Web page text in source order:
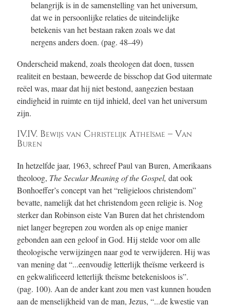
belangrijk is in de samenstelling van het universum,
dat we in persoonlijke relaties de uiteindelijke
betekenis van het bestaan raken zoals we dat
nergens anders doen. (pag. 48–49)
Onderscheid makend, zoals theologen dat doen, tussen
realiteit en bestaan, beweerde de bisschop dat God uitermate
reëel was, maar dat hij niet bestond, aangezien bestaan
eindigheid in ruimte en tijd inhield, deel van het universum
zijn.
IV.IV. Bewijs van Christelijk Atheïsme – Van
Buren
In hetzelfde jaar, 1963, schreef Paul van Buren, Amerikaans
theoloog, The Secular Meaning of the Gospel, dat ook
Bonhoeffer’s concept van het “religieloos christendom”
bevatte, namelijk dat het christendom geen religie is. Nog
sterker dan Robinson eiste Van Buren dat het christendom
niet langer begrepen zou worden als op enige manier
gebonden aan een geloof in God. Hij stelde voor om alle
theologische verwijzingen naar god te verwijderen. Hij was
van mening dat “...eenvoudig letterlijk theïsme verkeerd is
en gekwalificeerd letterlijk theïsme betekenisloos is”.
(pag. 100). Aan de ander kant zou men vast kunnen houden
aan de menselijkheid van de man, Jezus, “...de kwestie van